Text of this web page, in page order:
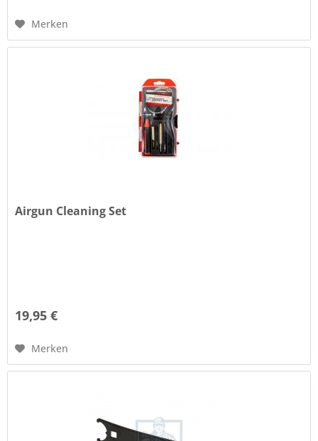
Merken
Airgun Cleaning Set
19,95 €
Merken